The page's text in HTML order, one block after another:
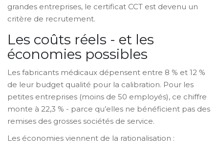
grandes entreprises, le certificat CCT est devenu un
critère de recrutement.
Les coûts réels - et les
économies possibles
Les fabricants médicaux dépensent entre 8 % et 12 %
de leur budget qualité pour la calibration. Pour les
petites entreprises (moins de 50 employés), ce chiffre
monte à 22,3 % - parce qu’elles ne bénéficient pas des
remises des grosses sociétés de service.
Les économies viennent de la rationalisation :